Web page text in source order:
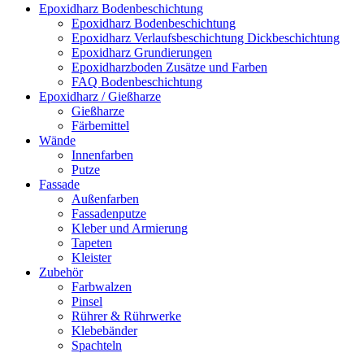
Epoxidharz Bodenbeschichtung
Epoxidharz Bodenbeschichtung
Epoxidharz Verlaufsbeschichtung Dickbeschichtung
Epoxidharz Grundierungen
Epoxidharzboden Zusätze und Farben
FAQ Bodenbeschichtung
Epoxidharz / Gießharze
Gießharze
Färbemittel
Wände
Innenfarben
Putze
Fassade
Außenfarben
Fassadenputze
Kleber und Armierung
Tapeten
Kleister
Zubehör
Farbwalzen
Pinsel
Rührer & Rührwerke
Klebebänder
Spachteln